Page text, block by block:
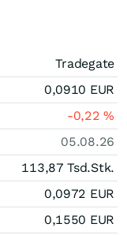
Tradegate
0,0910 EUR
-0,22%
05.08.26
113,87 Tsd.Stk.
0,0972 EUR
0,1550 EUR